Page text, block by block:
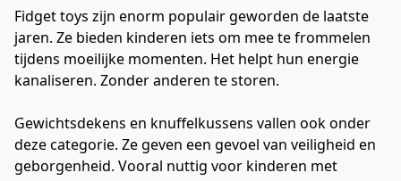
Fidget toys zijn enorm populair geworden de laatste
jaren. Ze bieden kinderen iets om mee te frommelen
tijdens moeilijke momenten. Het helpt hun energie
kanaliseren. Zonder anderen te storen.
Gewichtsdekens en knuffelkussens vallen ook onder
deze categorie. Ze geven een gevoel van veiligheid en
geborgenheid. Vooral nuttig voor kinderen met